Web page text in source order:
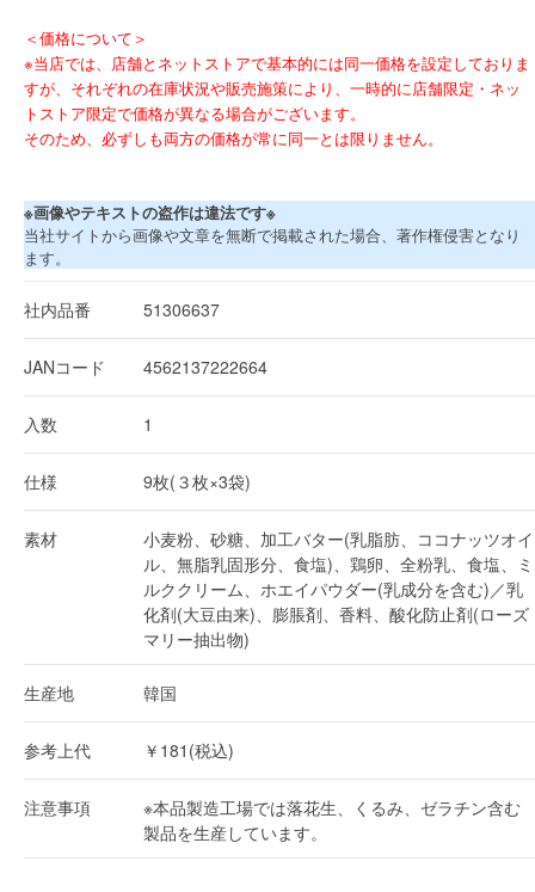
＜価格について＞
※当店では、店舗とネットストアで基本的には同一価格を設定しておりま
すが、それぞれの在庫状況や販売施策により、一時的に店舗限定・ネッ
トストア限定で価格が異なる場合がございます。
そのため、必ずしも両方の価格が常に同一とは限りません。
※画像やテキストの盗作は違法です※
当社サイトから画像や文章を無断で掲載された場合、著作権侵害となり
ます。
社内品番 51306637
JANコード 4562137222664
入数 1
仕様 9枚(３枚×3袋)
素材
小麦粉、砂糖、加工バター(乳脂肪、ココナッツオイ
ル、無脂乳固形分、食塩)、鶏卵、全粉乳、食塩、ミ
ルククリーム、ホエイパウダー(乳成分を含む)／乳
化剤(大豆由来)、膨脹剤、香料、酸化防止剤(ローズ
マリー抽出物)
生産地 韓国
参考上代 ￥181(税込)
注意事項
※本品製造工場では落花生、くるみ、ゼラチン含む
製品を生産しています。